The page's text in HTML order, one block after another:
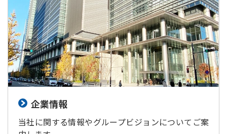
企業情報
当社に関する情報やグループビジョンについてご案